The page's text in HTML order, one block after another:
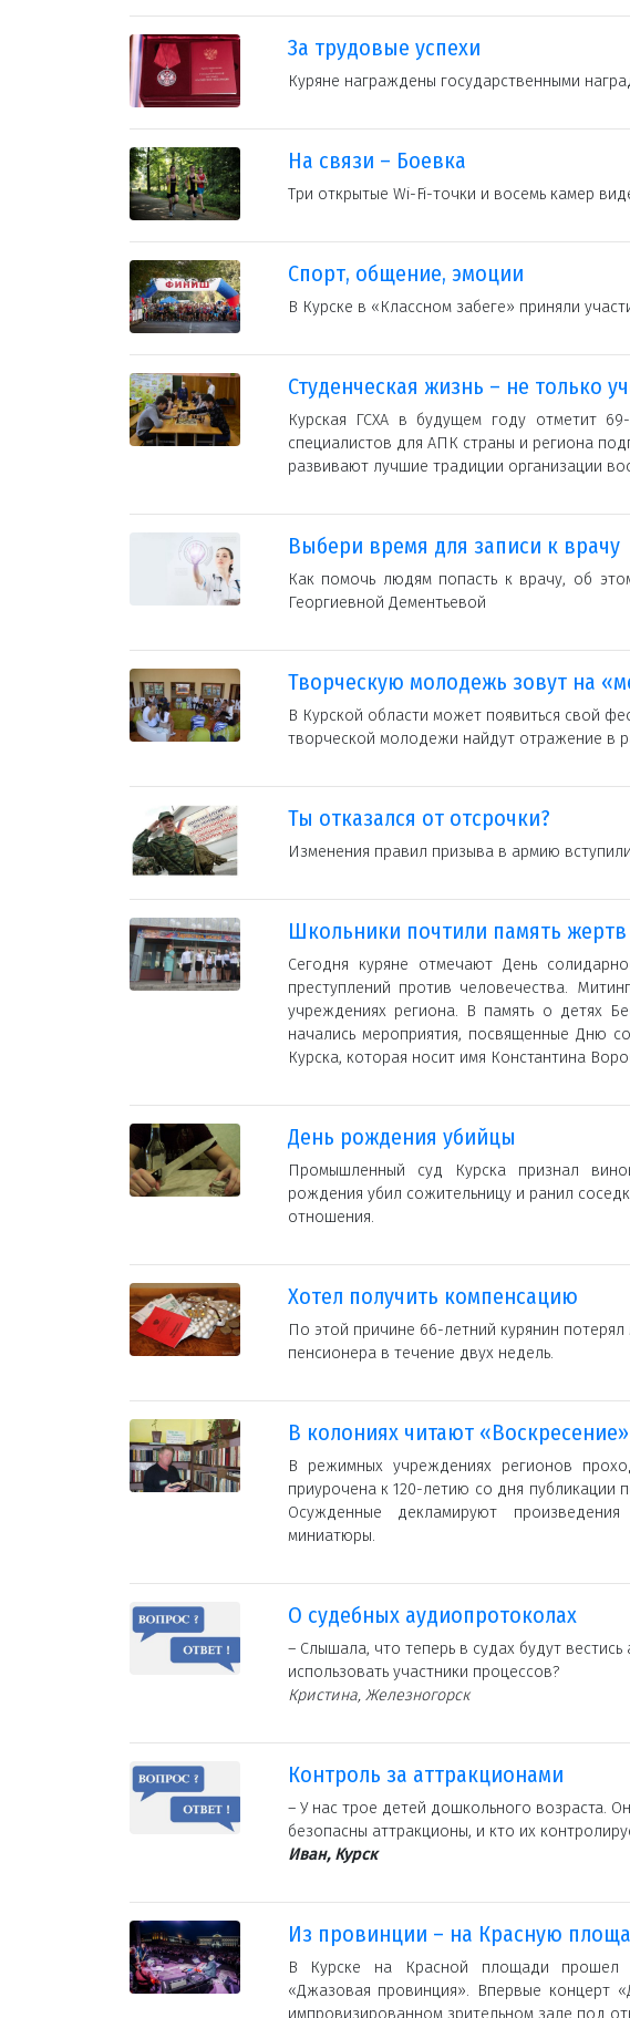
За трудовые успехи
Куряне награждены государственными
На связи – Боевка
Три открытые Wi-Fi-точки и восемь камер
Спорт, общение, эмоции
В Курске в «Классном забеге» приняли
Студенческая жизнь – не только
Курская ГСХА в будущем году отметит
специалистов для АПК страны и региона
развивают лучшие традиции организации
Выбери время для записи к врачу
Как помочь людям попасть к врачу, об
Георгиевной Дементьевой
Творческую молодежь зовут на
В Курской области может появиться свой
творческой молодежи найдут отражение в
Ты отказался от отсрочки?
Изменения правил призыва в армию
Школьники почтили память
Сегодня куряне отмечают День
преступлений против человечества.
учреждениях региона. В память о детях
начались мероприятия, посвященные Дню
Курска, которая носит имя Константина
День рождения убийцы
Промышленный суд Курска признал
рождения убил сожительницу и ранил
отношения.
Хотел получить компенсацию
По этой причине 66-летний курянин
пенсионера в течение двух недель.
В колониях читают «Воскресение»
В режимных учреждениях регионов
приурочена к 120-летию со дня публикации
Осужденные декламируют
миниатюры.
О судебных аудиопротоколах
– Слышала, что теперь в судах будут
использовать участники процессов?
Кристина, Железногорск
Контроль за аттракционами
– У нас трое детей дошкольного возраста.
безопасны аттракционы, и кто их
Иван, Курск
Из провинции – на Красную
В Курске на Красной площади прошел
«Джазовая провинция». Впервые концерт
импровизированном зрительном зале под